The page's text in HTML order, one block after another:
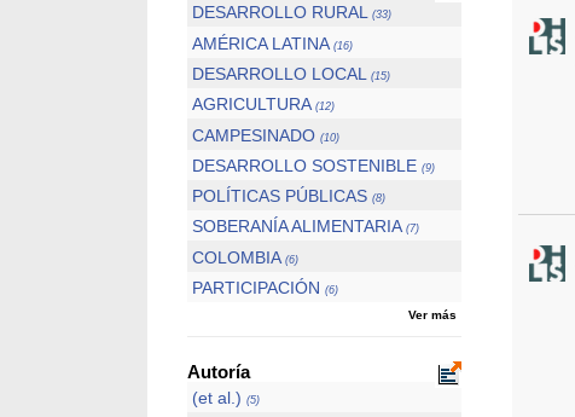
DESARROLLO RURAL (33)
AMÉRICA LATINA (16)
DESARROLLO LOCAL (15)
AGRICULTURA (12)
CAMPESINADO (10)
DESARROLLO SOSTENIBLE (9)
POLÍTICAS PÚBLICAS (8)
SOBERANÍA ALIMENTARIA (7)
COLOMBIA (6)
PARTICIPACIÓN (6)
Ver más
Autoría
(et al.) (5)